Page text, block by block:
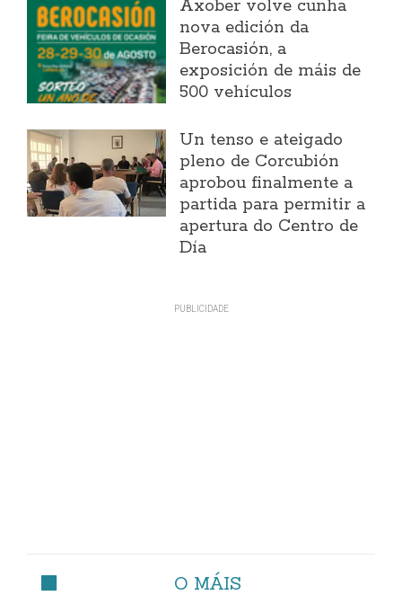
Axober volve cunha
nova edición da
Berocasión, a
exposición de máis de
500 vehículos
Un tenso e ateigado
pleno de Corcubión
aprobou finalmente a
partida para permitir a
apertura do Centro de
Día
O MÁIS